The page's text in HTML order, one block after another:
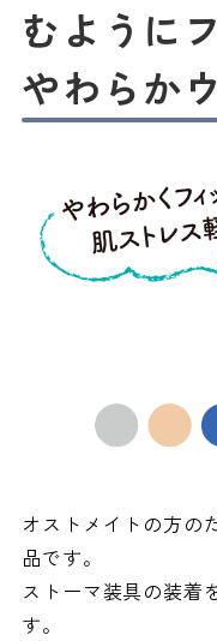
むように
やわらか
オストメイトの方の
品です。
ストーマ装具の装着
す。